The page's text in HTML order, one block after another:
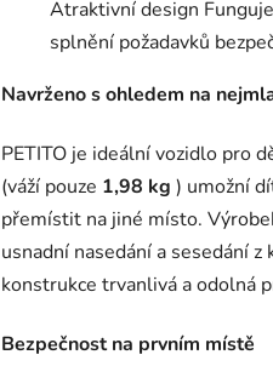
Atraktivní design
splnění požadavků
Navrženo s ohledem na
PETITO je ideální vozidlo pro
(váží pouze 1,98 kg ) umožní
přemístit na jiné místo.
usnadní nasedání a sesedání
konstrukce trvanlivá a odolná
Bezpečnost na prvním místě